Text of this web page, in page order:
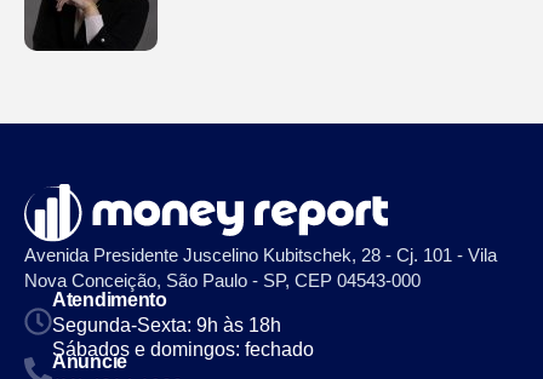
Avenida Presidente Juscelino Kubitschek, 28 - Cj. 101 - Vila
Nova Conceição, São Paulo - SP, CEP 04543-000
Atendimento
Segunda-Sexta: 9h às 18h
Sábados e domingos: fechado
Anuncie